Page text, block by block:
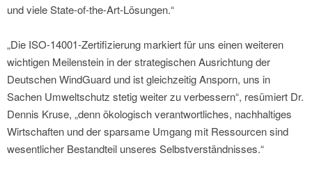
und viele State-of-the-Art-Lösungen.“
„Die ISO-14001-Zertifizierung markiert für uns einen weiteren
wichtigen Meilenstein in der strategischen Ausrichtung der
Deutschen WindGuard und ist gleichzeitig Ansporn, uns in
Sachen Umweltschutz stetig weiter zu verbessern“, resümiert Dr.
Dennis Kruse, „denn ökologisch verantwortliches, nachhaltiges
Wirtschaften und der sparsame Umgang mit Ressourcen sind
wesentlicher Bestandteil unseres Selbstverständnisses.“